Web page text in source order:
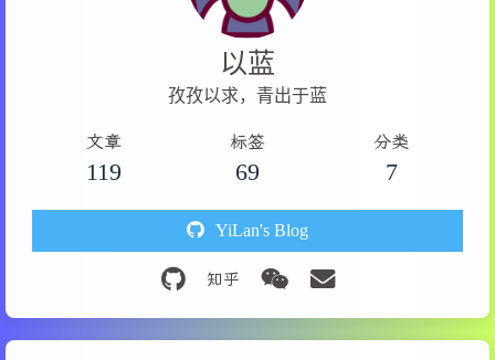
以蓝
孜孜以求，青出于蓝
文章
119
标签
69
分类
7
YiLan's Blog